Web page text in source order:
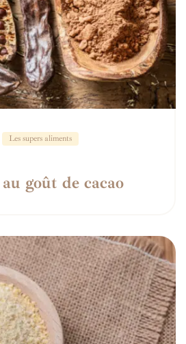
Les supers aliments
goût de cacao